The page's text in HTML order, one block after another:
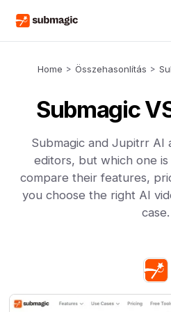
Home > Összehasonlítás >
Submagic
Submagic and Jupitrr AI
editors, but which one
compare their features,
you choose the right AI
case.